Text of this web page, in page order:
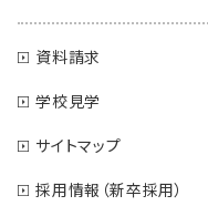
資料請求
学校見学
サイトマップ
採用情報（新卒採用）